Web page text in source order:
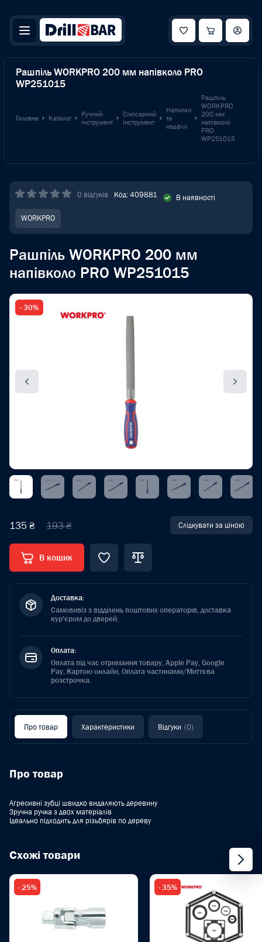
Рашпіль WORKPRO 200 мм напівколо PRO
WP251015
Головна Каталог
Ручний
інструмент
Слюсарний
інструмент
Напилки
та
надфілі
Рашпіль
WORKPRO
200 мм
напівколо
PRO
WP251015
0 відгуків Код: 409881 В наявності
WORKPRO
Рашпіль WORKPRO 200 мм
напівколо PRO WP251015
- 30%
135 ₴ 193 ₴ Слідкувати за ціною
В кошик
Доставка:
Самовивіз з відділень поштових операторів, доставка
кур'єром до дверей.
Оплата:
Оплата під час отримання товару, Apple Pay, Google
Pay, Картою онлайн, Оплата частинами/Миттєва
розстрочка.
Про товар Характеристики Відгуки (0)
Про товар
Агресивні зубці швидко видаляють деревину
Зручна ручка з двох матеріалів
Ідеально підходить для різьбярів по дереву
Схожі товари
- 25% - 35%